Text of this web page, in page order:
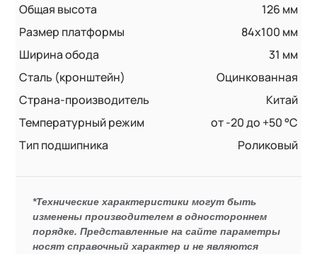
Общая высота
126 мм
Размер платформы
84x100 мм
Ширина обода
31 мм
Сталь (кронштейн)
Оцинкованная
Страна-производитель
Китай
Температурный режим
от -20 до +50 °С
Тип подшипника
Роликовый
*Технические характеристики могут быть
изменены производителем в одностороннем
порядке. Представленные на сайте параметры
носят справочный характер и не являются